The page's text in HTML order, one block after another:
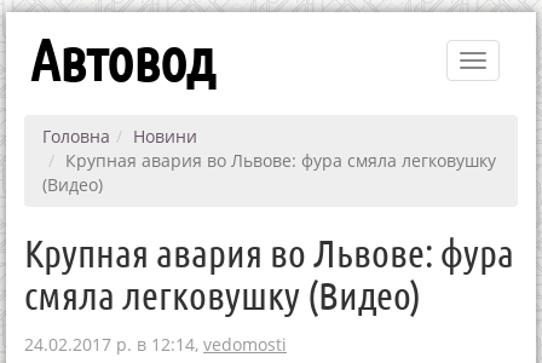
Toggle
Автовод
Головна
Новини
Крупная авария во Львове: фура смяла легковушку
(Видео)
Крупная авария во Львове: фура
смяла легковушку (Видео)
24.02.2017 р. в 12:14, vedomosti